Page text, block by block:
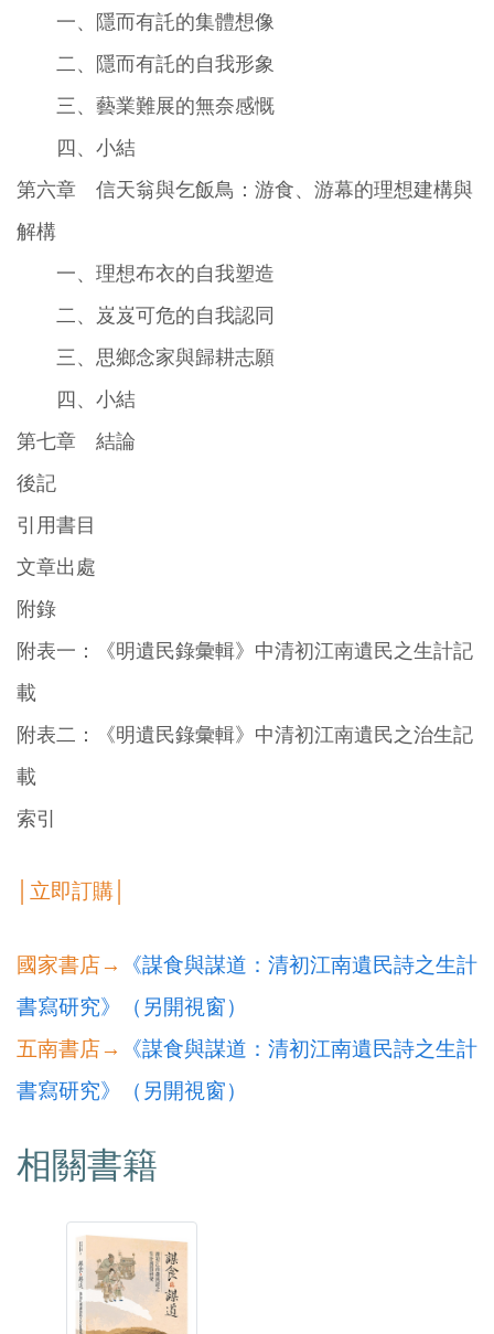
一、隱而有託的集體想像
二、隱而有託的自我形象
三、藝業難展的無奈感慨
四、小結
第六章 信天翁與乞飯鳥：游食、游幕的理想建構與
解構
一、理想布衣的自我塑造
二、岌岌可危的自我認同
三、思鄉念家與歸耕志願
四、小結
第七章 結論
後記
引用書目
文章出處
附錄
附表一：《明遺民錄彙輯》中清初江南遺民之生計記
載
附表二：《明遺民錄彙輯》中清初江南遺民之治生記
載
索引
│立即訂購│
國家書店→
《謀食與謀道：清初江南遺民詩之生計
書寫研究》（另開視窗）
五南書店→
《謀食與謀道：清初江南遺民詩之生計
書寫研究》（另開視窗）
相關書籍